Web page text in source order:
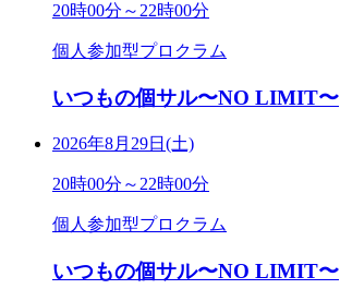
20時00分～22時00分
個人参加型プロクラム
いつもの個サル〜NO LIMIT〜
2026年8月29日(土)
20時00分～22時00分
個人参加型プロクラム
いつもの個サル〜NO LIMIT〜